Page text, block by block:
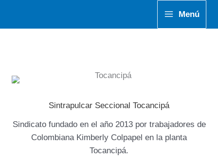
Menú
Sintrapulcar Seccional Tocancipá
Sindicato fundado en el año 2013 por trabajadores de
Colombiana Kimberly Colpapel en la planta
Tocancipá.